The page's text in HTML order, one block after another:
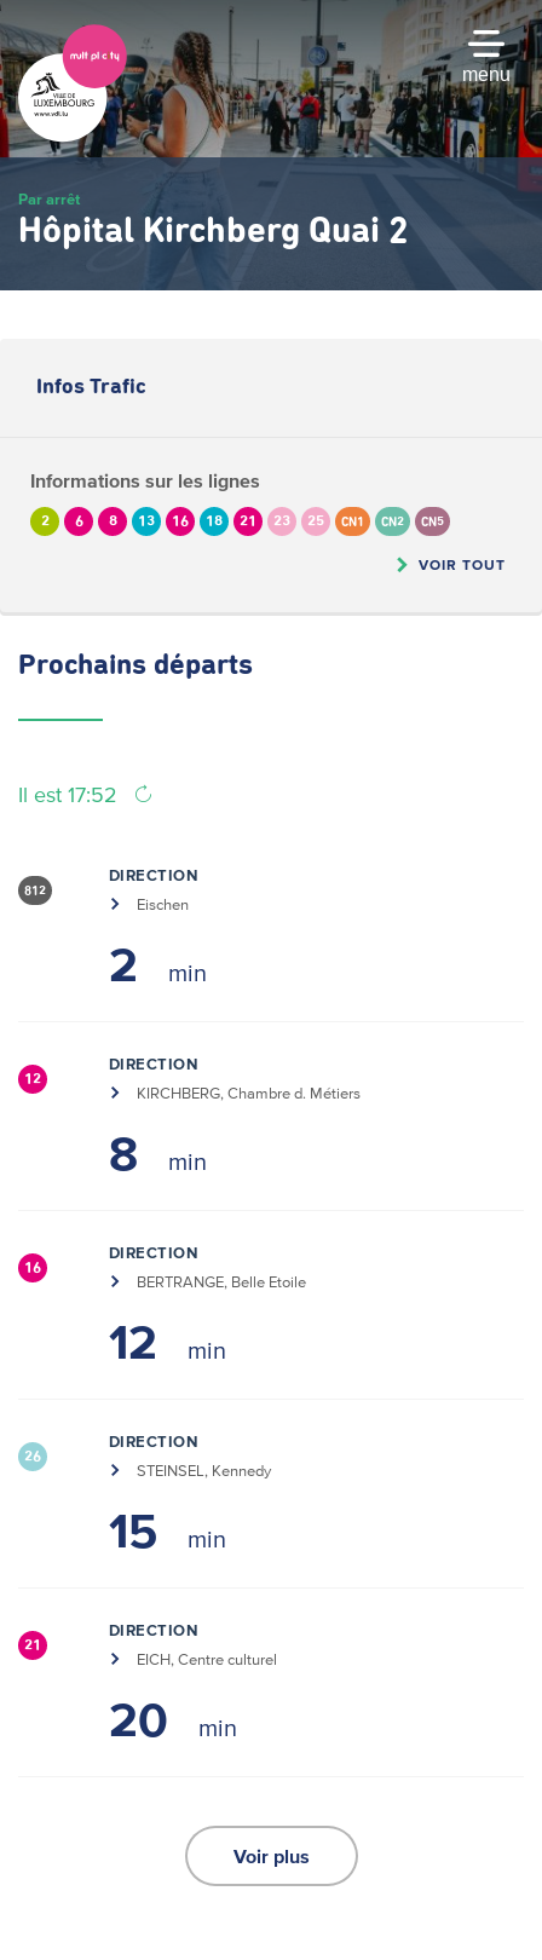
Passer
au
contenu
principal
menu
Par arrêt
Hôpital Kirchberg Quai 2
Infos Trafic
Informations sur les lignes
2 6 8 13 16 18 21 23 25 CN1 CN2 CN5
VOIR TOUT
Prochains départs
Il est 17:52
812
DIRECTION
Eischen
2
12
DIRECTION
KIRCHBERG, Chambre d. Métiers
8
16
DIRECTION
BERTRANGE, Belle Etoile
12
26
DIRECTION
STEINSEL, Kennedy
15
21
DIRECTION
EICH, Centre culturel
20
Voir plus